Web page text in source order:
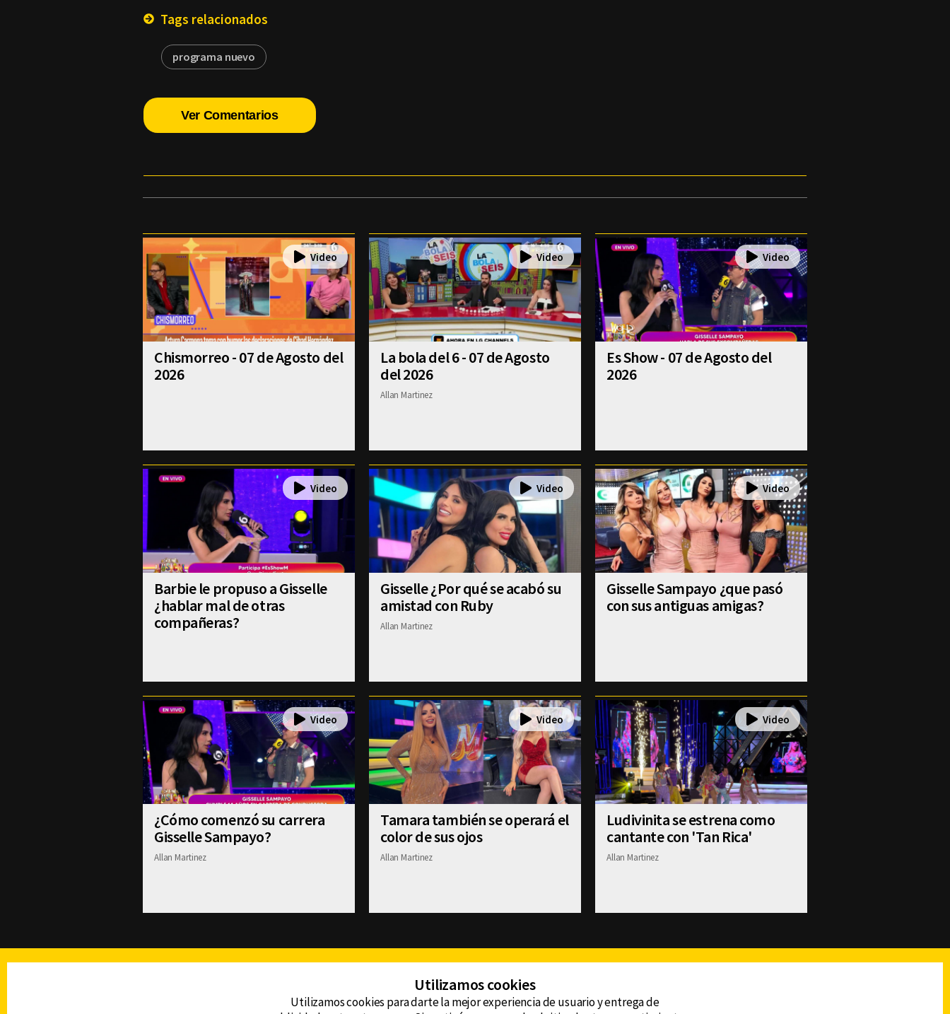
Tags relacionados
programa nuevo
Ver Comentarios
Chismorreo - 07 de Agosto del
2026
La bola del 6 - 07 de Agosto
del 2026
Allan Martinez
Es Show - 07 de Agosto del
2026
Barbie le propuso a Gisselle
¿hablar mal de otras
compañeras?
Gisselle ¿Por qué se acabó su
amistad con Ruby
Allan Martinez
Gisselle Sampayo ¿que pasó
con sus antiguas amigas?
¿Cómo comenzó su carrera
Gisselle Sampayo?
Allan Martinez
Tamara también se operará el
color de sus ojos
Allan Martinez
Ludivinita se estrena como
cantante con 'Tan Rica'
Allan Martinez
Utilizamos cookies
Utilizamos cookies para darte la mejor experiencia de usuario y entrega de